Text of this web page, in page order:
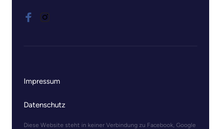
Impressum
Datenschutz
Diese Website steht in keiner Verbindung zu Facebook, Google